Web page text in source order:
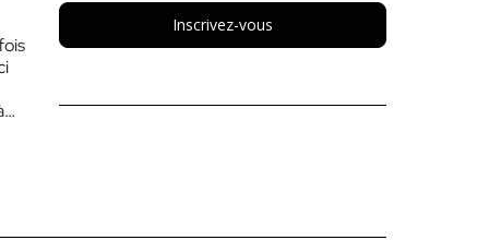
Inscrivez-vous